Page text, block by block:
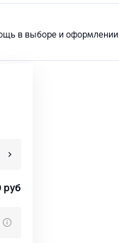
в выборе и оформлении
руб